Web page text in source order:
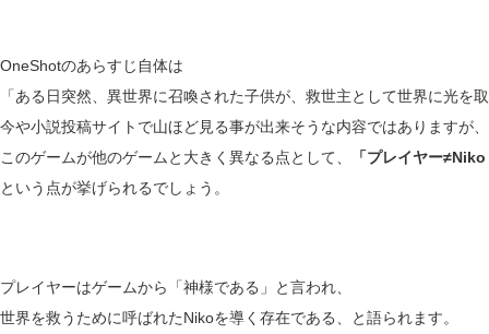
OneShotのあらすじ自体は
「ある日突然、異世界に召喚された子供が、救世主として世界に光を
今や小説投稿サイトで山ほど見る事が出来そうな内容ではありますが、
このゲームが他のゲームと大きく異なる点として、
「プレイヤー
という点が挙げられるでしょう。
プレイヤーはゲームから「神様である」と言われ、
世界を救うために呼ばれたNikoを導く存在である、と語られます。